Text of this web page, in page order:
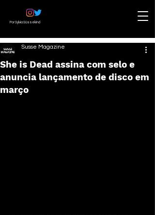
Por Sylvia Süssekind
She is Dead assina com selo e
anuncia lançamento de disco em
março
Susse Magazine